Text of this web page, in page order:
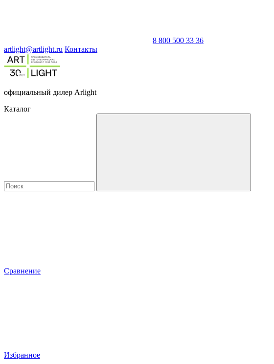
8 800 500 33 36
artlight@artlight.ru Контакты
официальный дилер Arlight
Каталог
Сравнение
Избранное